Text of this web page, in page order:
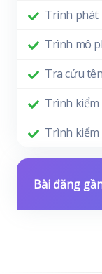
Trình phát
Trình mô
Tra cứu
Trình kiểm
Trình
Bài đăng